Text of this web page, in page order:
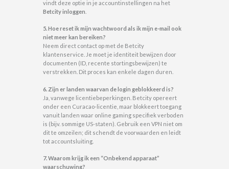
vindt deze optie in je accountinstellingen na het
Betcity inloggen
5. Hoe reset ik mijn wachtwoord als ik mijn e-mail ook
niet meer kan bereiken?
Neem direct contact op met de Betcity
klantenservice. Je moet je identiteit bewijzen door
documenten (ID, recente stortingsbewijzen) te
verstrekken. Dit proces kan enkele dagen duren.
6. Zijn er landen waarvan de login geblokkeerd is?
Ja, vanwege licentiebeperkingen. Betcity opereert
onder een Curacao-licentie, maar blokkeert toegang
vanuit landen waar online gaming specifiek verboden
is (bijv. sommige US-staten). Gebruik een VPN niet om
dit te omzeilen; dit schendt de voorwaarden en leidt
tot accountsluiting.
7. Waarom krijg ik een “Onbekend apparaat”
waarschuwing?